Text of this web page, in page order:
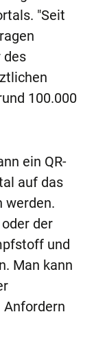
"Seit
des
100.000
ein QR-
auf das
werden.
der
und
Man kann
Anfordern